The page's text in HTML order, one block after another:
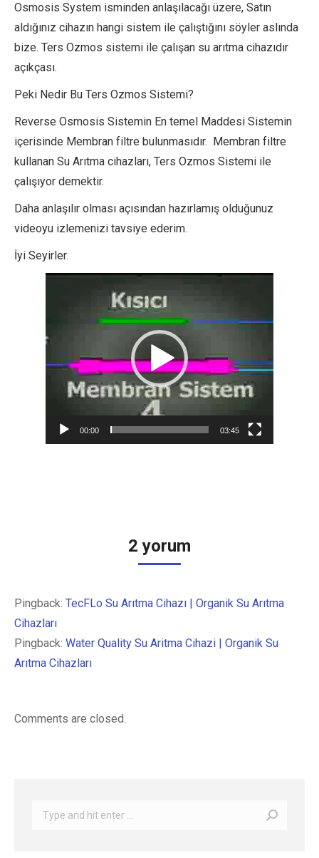
Osmosis System isminden anlaşılacağı üzere, Satın
aldığınız cihazın hangi sistem ile çalıştığını söyler aslında
bize. Ters Ozmos sistemi ile çalışan su arıtma cihazıdır
açıkçası.
Peki Nedir Bu Ters Ozmos Sistemi?
Reverse Osmosis Sistemin En temel Maddesi Sistemin
içerisinde Membran filtre bulunmasıdır. Membran filtre
kullanan Su Arıtma cihazları, Ters Ozmos Sistemi ile
çalışıyor demektir.
Daha anlaşılır olması açısından hazırlamış olduğunuz
videoyu izlemenizi tavsiye ederim.
İyi Seyirler.
oynatıcı
00:00 03:45
2 yorum
Pingback: TecFLo Su Arıtma Cihazı | Organik Su Arıtma
Cihazları
Pingback: Water Quality Su Aritma Cihazi | Organik Su
Arıtma Cihazları
Comments are closed.